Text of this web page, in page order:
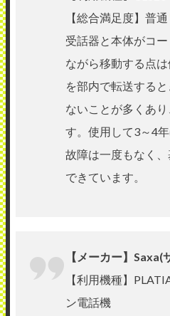
【総合満足度】普通
受話器と本体がコー
ながら移動する点
を部内で転送する
ないことが多くあ
す。使用して3～4
故障は一度もなく
できています。
【メーカー】Saxa(
【利用機種】
ン電話機